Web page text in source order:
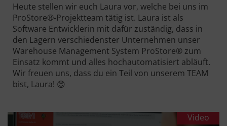
Heute stellen wir euch Laura vor, welche bei uns im
ProStore®-Projektteam tätig ist. Laura ist als
Software Entwicklerin mit dafür zuständig, dass in
den Lagern verschiedenster Unternehmen unser
Warehouse Management System ProStore® zum
Einsatz kommt und alles hochautomatisiert abläuft.
Wir freuen uns, dass du ein Teil von unserem TEAM
bist, Laura! 😊
Video